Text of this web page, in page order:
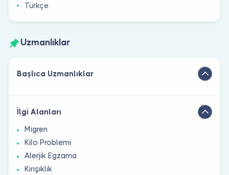
Türkçe
Uzmanlıklar
Başlıca Uzmanlıklar
İlgi Alanları
Migren
Kilo Problemi
Alerjik Egzama
Kırışıklık